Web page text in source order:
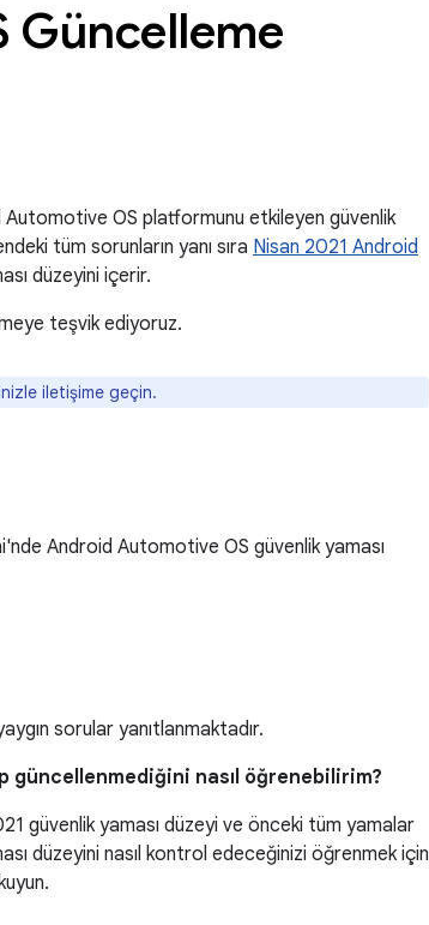
Güncelleme
OS platformunu etkileyen güvenlik
tüm sorunların yanı sıra Nisan 2021 Android
düzeyini içerir.
teşvik ediyoruz.
iletişime geçin.
Android Automotive OS güvenlik yaması
sorular yanıtlanmaktadır.
güncellenmediğini nasıl öğrenebilirim?
güvenlik yaması düzeyi ve önceki tüm yamalar
düzeyini nasıl kontrol edeceğinizi öğrenmek için